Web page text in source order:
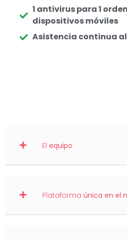
1 antivirus para 1
dispositivos móviles
Asistencia continua
El equipo
Plataforma única en el